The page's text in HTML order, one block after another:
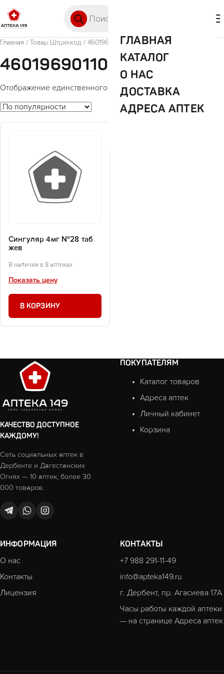
ГЛАВНАЯ
КАТАЛОГ
О НАС
ДОСТАВКА
АДРЕСА АПТЕК
Главная / Товар Штрихкод / 4601969011050
4601969011050
Отображение единственного товара
Сингуляр 4мг №28 таб
жев
В наличии в 8 аптеках
Показать цену
В КОРЗИНУ
КАЧЕСТВО ДОСТУПНОЕ
КАЖДОМУ!
Сеть социальных аптек в
Дербенте и Дагестанских
Огнях — 10 аптек, более 30
000 товаров.
ПОКУПАТЕЛЯМ
Каталог товаров
Адреса аптек
Личный кабинет
Корзина
ИНФОРМАЦИЯ
О нас
Контакты
Лицензия
КОНТАКТЫ
+7 988 291-11-49
info@apteka149.ru
г. Дербент, пр. Агасиева 17А
Часы работы каждой аптеки
— на странице Адреса аптек